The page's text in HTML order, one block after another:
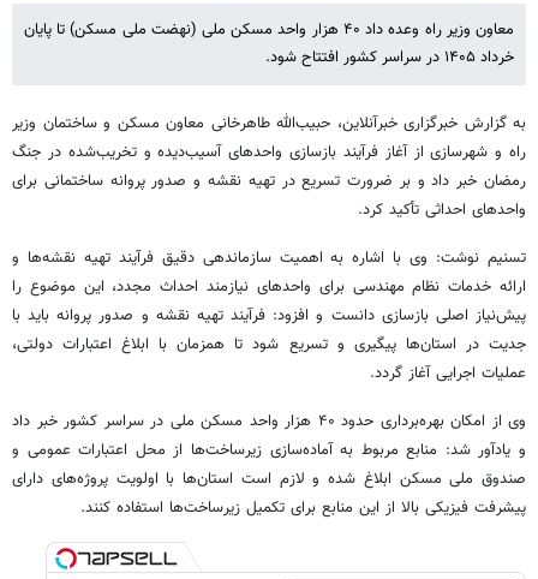
معاون وزیر راه وعده داد ۴۰ هزار واحد مسکن ملی (نهضت ملی مسکن) تا پایان
خرداد ۱۴۰۵ در سراسر کشور افتتاح شود.
به گزارش خبرگزاری خبرآنلاین، حبیب‌الله طاهرخانی معاون مسکن و ساختمان وزیر
راه و شهرسازی از آغاز فرآیند بازسازی واحدهای آسیب‌دیده و تخریب‌شده در جنگ
رمضان خبر داد و بر ضرورت تسریع در تهیه نقشه و صدور پروانه ساختمانی برای
واحدهای احداثی تأکید کرد.
تسنیم نوشت: وی با اشاره به اهمیت سازماندهی دقیق فرآیند تهیه نقشه‌ها و
ارائه خدمات نظام مهندسی برای واحدهای نیازمند احداث مجدد، این موضوع را
پیش‌نیاز اصلی بازسازی دانست و افزود: فرآیند تهیه نقشه و صدور پروانه باید با
جدیت در استان‌ها پیگیری و تسریع شود تا همزمان با ابلاغ اعتبارات دولتی،
عملیات اجرایی آغاز گردد.
وی از امکان بهره‌برداری حدود ۴۰ هزار واحد مسکن ملی در سراسر کشور خبر داد
و یادآور شد: منابع مربوط به آماده‌سازی زیرساخت‌ها از محل اعتبارات عمومی و
صندوق ملی مسکن ابلاغ شده و لازم است استان‌ها با اولویت پروژه‌های دارای
پیشرفت فیزیکی بالا از این منابع برای تکمیل زیرساخت‌ها استفاده کنند.